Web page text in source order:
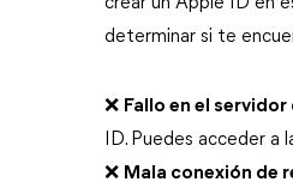
determinar si te
❌ Fallo en el servidor
ID. Puedes acceder
❌ Mala conexión de